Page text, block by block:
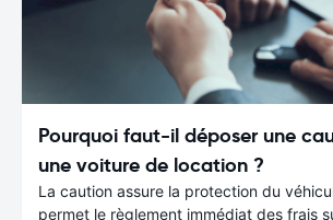
Pourquoi faut-il déposer une
une voiture de location ?
La caution assure la protection du
permet le règlement immédiat des frais